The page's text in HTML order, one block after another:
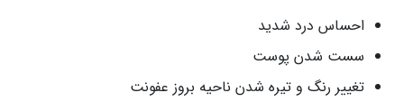
احساس درد شدید
سست شدن پوست
تغییر رنگ و تیره شدن ناحیه بروز عفونت